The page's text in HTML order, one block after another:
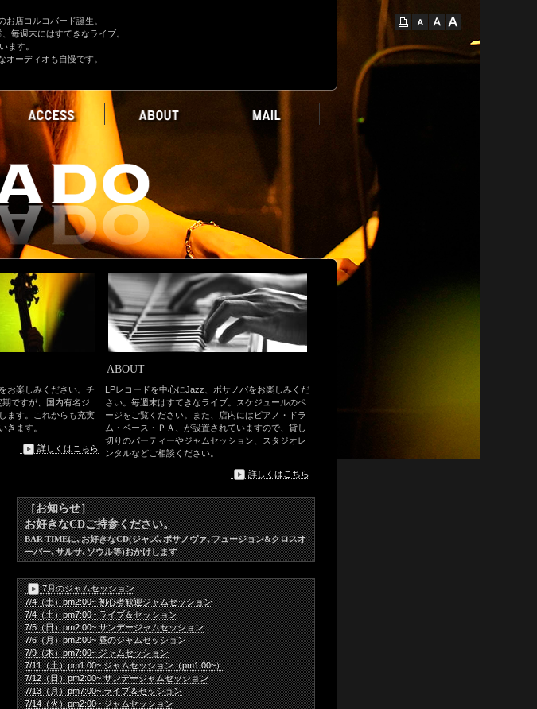
お店コルコバード誕生。
毎週末にはすてきなライブ。
ます。
オーディオも自慢です。
お楽しみください。チ
ですが、国内有名ジ
ます。これからも充実
きます。
詳しくはこちら
ABOUT
LPレコードを中心にJazz、ボサノバをお楽しみくだ
さい。毎週末はすてきなライブ。スケジュールのペ
ージをご覧ください。また、店内にはピアノ・ドラ
ム・ベース・ＰＡ、が設置されていますので、貸し
切りのパーティーやジャムセッション、スタジオレ
ンタルなどご相談ください。
詳しくはこちら
［お知らせ］
お好きなCDご持参ください。
BAR TIMEに､お好きなCD(ジャズ､ボサノヴァ､フュージョン&クロスオ
ーバー､サルサ､ソウル等)おかけします
7月のジャムセッション
7/4（土）pm2:00~ 初心者歓迎ジャムセッション
7/4（土）pm7:00~ ライブ＆セッション
7/5（日）pm2:00~ サンデージャムセッション
7/6（月）pm2:00~ 昼のジャムセッション
7/9（木）pm7:00~ ジャムセッション
7/11（土）pm1:00~ ジャムセッション（pm1:00~）
7/12（日）pm2:00~ サンデージャムセッション
7/13（月）pm7:00~ ライブ＆セッション
7/14（火）pm2:00~ ジャムセッション